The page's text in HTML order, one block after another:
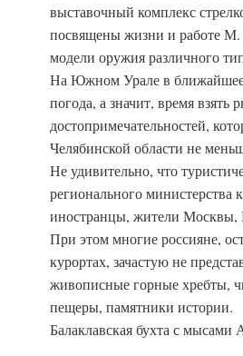
выставочный комплекс
посвящены жизни и работе М.
модели оружия различного
На Южном Урале в ближайшее
погода, а значит, время взять
достопримечательностей,
Челябинской области не
Не удивительно, что
регионального министерства
иностранцы, жители Москвы,
При этом многие россияне,
курортах, зачастую не
живописные горные хребты,
пещеры, памятники истории.
Балаклавская бухта с